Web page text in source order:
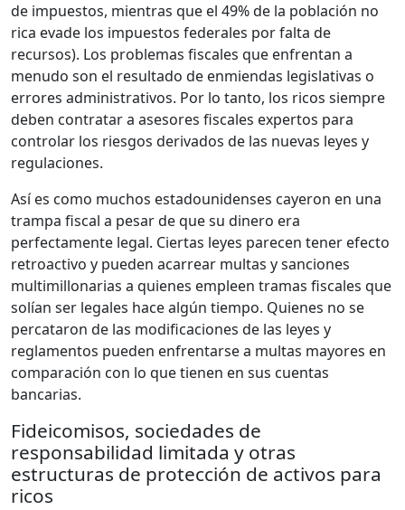
de impuestos, mientras que el 49% de la población no
rica evade los impuestos federales por falta de
recursos). Los problemas fiscales que enfrentan a
menudo son el resultado de enmiendas legislativas o
errores administrativos. Por lo tanto, los ricos siempre
deben contratar a asesores fiscales expertos para
controlar los riesgos derivados de las nuevas leyes y
regulaciones.
Así es como muchos estadounidenses cayeron en una
trampa fiscal a pesar de que su dinero era
perfectamente legal. Ciertas leyes parecen tener efecto
retroactivo y pueden acarrear multas y sanciones
multimillonarias a quienes empleen tramas fiscales que
solían ser legales hace algún tiempo. Quienes no se
percataron de las modificaciones de las leyes y
reglamentos pueden enfrentarse a multas mayores en
comparación con lo que tienen en sus cuentas
bancarias.
Fideicomisos, sociedades de
responsabilidad limitada y otras
estructuras de protección de activos para
ricos